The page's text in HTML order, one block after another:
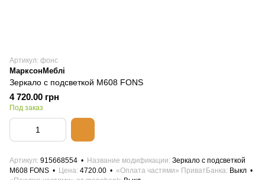
Артикул: фонс
МарксонМеблі
Зеркало с подсветкой M608 FONS
4 720.00 грн
Под заказ
Артикул 915668554 Название модификации Зеркало с подсветкой
M608 FONS
Цена 4720.00 «Оплата частями» ПриватБанка Выкл